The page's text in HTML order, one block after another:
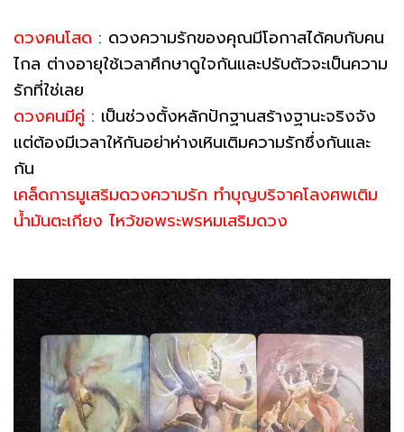
ดวงคนโสด : ดวงความรักของคุณมีโอกาสได้คบกับคน
ไกล ต่างอายุใช้เวลาศึกษาดูใจกันและปรับตัวจะเป็นความ
รักที่ใช่เลย
ดวงคนมีคู่ : เป็นช่วงตั้งหลักปักฐานสร้างฐานะจริงจัง
แต่ต้องมีเวลาให้กันอย่าห่างเหินเติมความรักซึ่งกันและ
กัน
เคล็ดการมูเสริมดวงความรัก ทำบุญบริจาคโลงศพเติม
น้ำมันตะเกียง ไหว้ขอพระพรหมเสริมดวง